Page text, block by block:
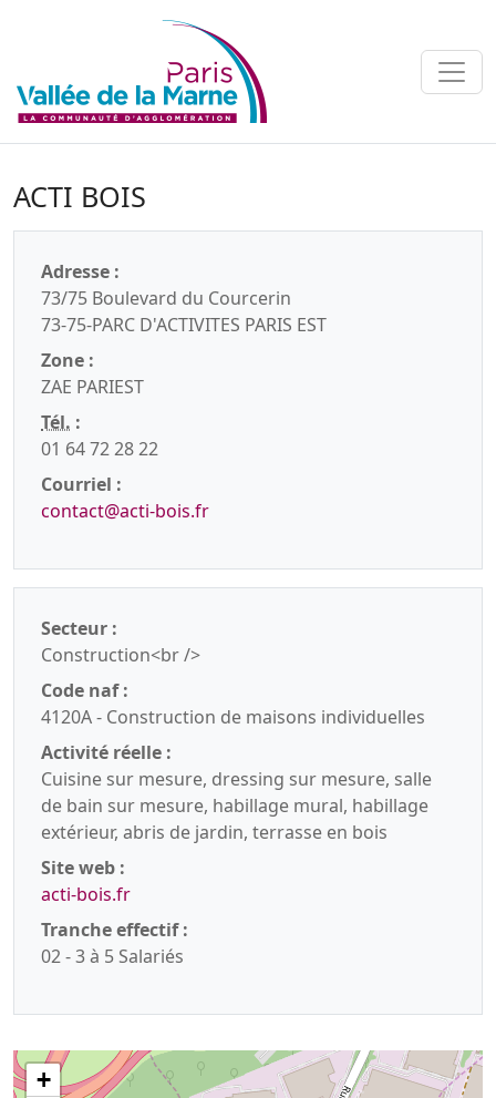
ACTI BOIS
Adresse :
73/75 Boulevard du Courcerin
73-75-PARC D'ACTIVITES PARIS EST
Zone :
ZAE PARIEST
Tél. :
01 64 72 28 22
Courriel :
contact@acti-bois.fr
Secteur :
Construction<br />
Code naf :
4120A - Construction de maisons individuelles
Activité réelle :
Cuisine sur mesure, dressing sur mesure, salle
de bain sur mesure, habillage mural, habillage
extérieur, abris de jardin, terrasse en bois
Site web :
acti-bois.fr
Tranche effectif :
02 - 3 à 5 Salariés
+